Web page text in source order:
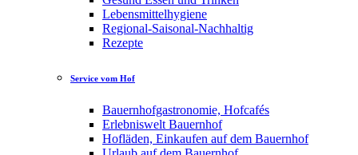
Lebensmittelhygiene
Regional-Saisonal-Nachhaltig
Rezepte
Service vom Hof
Bauernhofgastronomie, Hofcafés
Erlebniswelt Bauernhof
Hofläden, Einkaufen auf dem Bauernhof